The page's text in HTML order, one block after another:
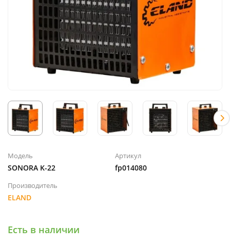
Модель
SONORA K-22
Артикул
fp014080
Производитель
ELAND
Есть в наличии